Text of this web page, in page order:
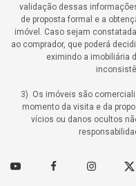
validação dessas
de proposta formal e a
imóvel. Caso sejam
ao comprador, que poderá
eximindo a imobiliária
3) Os imóveis são
momento da visita e da
vícios ou danos ocultos
Youtube FacebookInstagram